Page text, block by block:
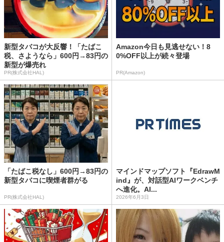
新型タバコが大反響！「たばこ
税、さようなら」600円→83円の
新型が爆売れ
PR(株式会社HAL)
Amazon今日も見逃せない！8
0%OFF以上が続々登場
PR(Amazon)
「たばこ税なし」600円→83円の
新型タバコに喫煙者群がる
PR(株式会社HAL)
マインドマップソフト『EdrawM
ind』が、対話型AIワークベンチ
へ進化。AI...
2026年6月3日